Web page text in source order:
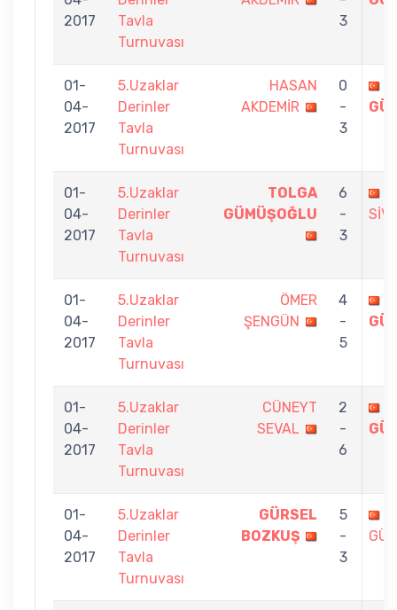
2017
Tavla
Turnuvası
3
01-
04-
2017
5.Uzaklar
Derinler
Tavla
Turnuvası
HASAN
AKDEMİR
0
-
3
01-
04-
2017
5.Uzaklar
Derinler
Tavla
Turnuvası
TOLGA
GÜMÜŞOĞLU
6
-
3
01-
04-
2017
5.Uzaklar
Derinler
Tavla
Turnuvası
ÖMER
ŞENGÜN
4
-
5
01-
04-
2017
5.Uzaklar
Derinler
Tavla
Turnuvası
CÜNEYT
SEVAL
2
-
6
01-
04-
2017
5.Uzaklar
Derinler
Tavla
Turnuvası
GÜRSEL
BOZKUŞ
5
-
3